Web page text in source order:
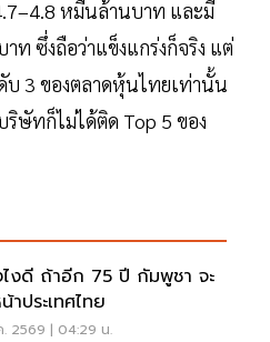
หมื่นล้านบาท และมี
ท ซึ่งถือว่าแข็งแกร่งก็จริง แต่
บ 3 ของตลาดหุ้นไทยเท่านั้น
ษัทก็ไม่ได้ติด Top 5 ของ
งดี ถ้าอีก 75 ปี กัมพูชา จะ
าประเทศไทย
2569 | 04:29 น.